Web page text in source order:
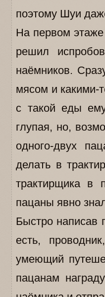
поэтому Шуи
На первом
решил
наёмников.
мясом и какими-
с такой еды
глупая, но,
одного-двух
делать в
трактирщика в
пацаны явно
Быстро написав
есть,
умеющий
пацанам